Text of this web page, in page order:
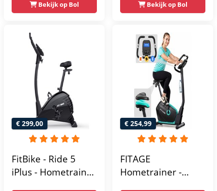
Magnetische Fiets -
Hartslagsensoren -
Gemakkelijk te
transporteren -
Antislippedalen -
Homegym -
Stabiele structuur -
gebruikersgewicht
110 kg - Zwart en
Blauw
Bekijk op Bol
weerstandsniveaus
- Tablethouder -
Hartslagfunctie en
transportwielen
Bekijk op Bol
€ 299,00
FitBike - Ride 5
iPlus - Hometrainer
€ 254,99
FITAGE
Hometrainer -